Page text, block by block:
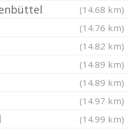
(14.68 km)
(14.76 km)
(14.82 km)
(14.89 km)
(14.89 km)
(14.97 km)
(14.99 km)